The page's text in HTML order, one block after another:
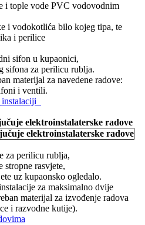
vode PVC vodovodnim
bilo kojeg tipa, te
i perilice
sifon u kupaonici,
za perilicu rublja.
materijal za navedene radove:
i ventili.
elektroinstalaterske radove
perilicu rublja,
rasvjete,
uz kupaonsko ogledalo.
za maksimalno dvije
materijal za izvođenje radova
i razvodne kutije).